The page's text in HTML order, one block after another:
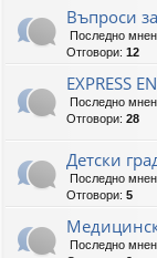
Въпроси
Последно
Отговори: 12
EXPRESS
Последно
Отговори: 28
Детски
Последно
Отговори: 5
Последно